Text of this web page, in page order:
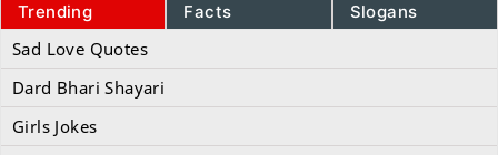
Trending Facts Slogans
Sad Love Quotes
Dard Bhari Shayari
Girls Jokes